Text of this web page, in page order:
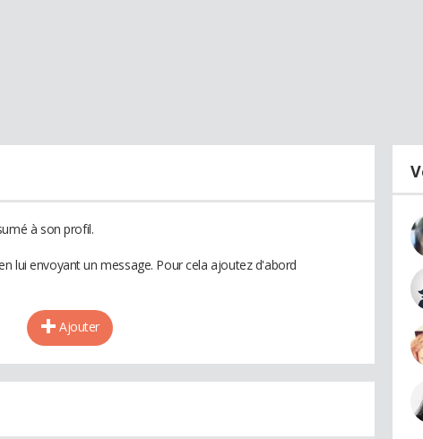
à son profil.
lui envoyant un message. Pour cela ajoutez d'abord
Ajouter